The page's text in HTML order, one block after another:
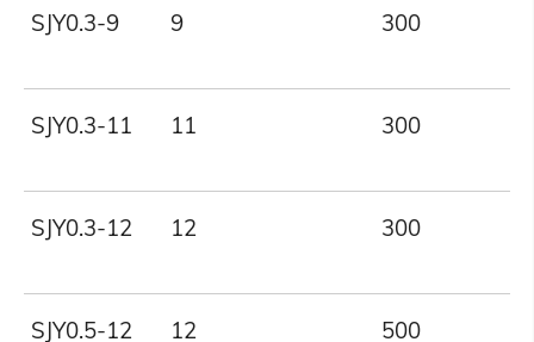
SJY0.3-9 9 300
SJY0.3-11 11 300
SJY0.3-12 12 300
SJY0.5-12 12 500